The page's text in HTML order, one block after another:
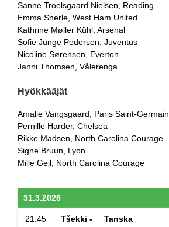
Sanne Troelsgaard Nielsen, Reading
Emma Snerle, West Ham United
Kathrine Møller Kühl, Arsenal
Sofie Junge Pedersen, Juventus
Nicoline Sørensen, Everton
Janni Thomsen, Vålerenga
Hyökkääjät
Amalie Vangsgaard, Paris Saint-Germain
Pernille Harder, Chelsea
Rikke Madsen, North Carolina Courage
Signe Bruun, Lyon
Mille Gejl, North Carolina Courage
31.3.2026
21:45 Tšekki -
Tanska